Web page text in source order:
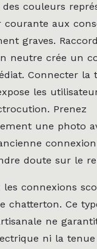
couleurs
aux
graves.
neutre crée un
Connecter la
les
Prenez
une photo
doute sur le
les connexions
chatterton. Ce
ne
ni la tenue